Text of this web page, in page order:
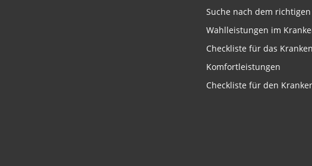
Suche nach dem
Wahlleistungen im
Checkliste für das
Komfortleistungen
Checkliste für den